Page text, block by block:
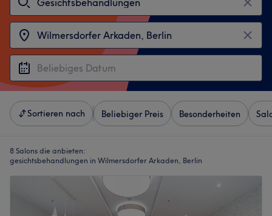
Sortieren nach Beliebiger Preis Besonderheiten
8 Salons die anbieten:
gesichtsbehandlungen in Wilmersdorfer Arkaden, Berlin